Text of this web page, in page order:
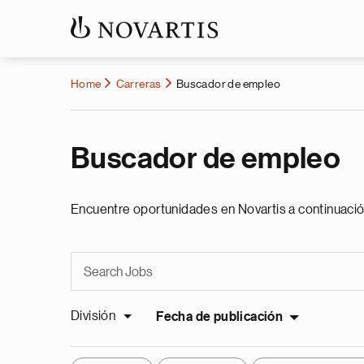
Home Carreras Buscador de empleo
Buscador de empleo
Encuentre oportunidades en Novartis a
División Fecha de publicación